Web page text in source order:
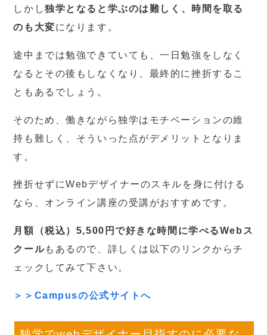
しかし独学となると学ぶのは難しく、時間を取る
のも大変になります。
途中までは勉強できていても、一日勉強をしなく
なるとその後もしなくなり、最終的に挫折するこ
ともあるでしょう。
そのため、働きながら独学はモチベーションの維
持も難しく、そういった点がデメリットとなりま
す。
挫折せずにWebデザイナーのスキルを身に付ける
なら、オンライン講座の受講がおすすめです。
月額（税込）5,500円で好きな時間に学べるWebス
クールもあるので、詳しくは以下のリンクからチ
ェックしてみて下さい。
＞＞Campusの公式サイトへ